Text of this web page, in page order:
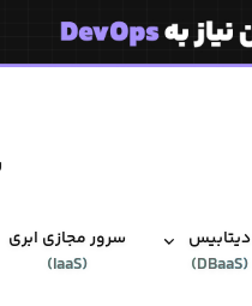
سرور مجازی ابری
(
IaaS
)
دیتابیس‌
(
DBaaS
)